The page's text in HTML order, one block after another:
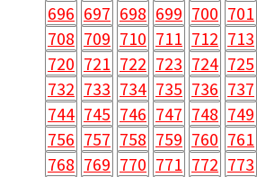
696 697 698 699 700 701
708 709 710 711 712 713
720 721 722 723 724 725
732 733 734 735 736 737
744 745 746 747 748 749
756 757 758 759 760 761
768 769 770 771 772 773